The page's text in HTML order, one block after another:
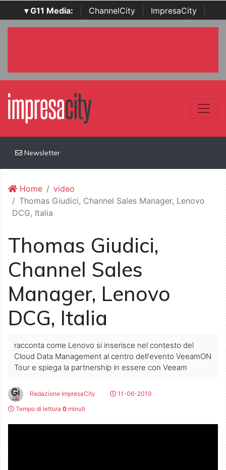
▾ G11 Media: ChannelCity ImpresaCity
SecurityOpenLab | Italian Channel Awards | Italian
Newsletter
Home
video
Thomas Giudici, Channel Sales Manager, Lenovo
DCG, Italia
Thomas Giudici,
Channel Sales
Manager, Lenovo
DCG, Italia
racconta come Lenovo si inserisce nel contesto del
Cloud Data Management al centro dell'evento VeeamON
Tour e spiega la partnership in essere con Veeam
Redazione ImpresaCity
11-06-2019
Tempo di lettura 0 minuti